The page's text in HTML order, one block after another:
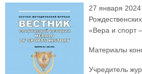
27 января
«Вера и спорт
Материалы
Учредитель